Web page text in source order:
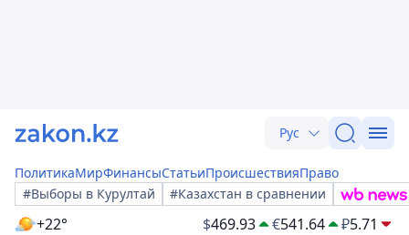
Рус
ПолитикаМирФинансыСтатьиПроисшествияПраво
#Выборы в Курултай
#Казахстан в сравнении
+22° $469.93 €541.64 ₽5.71